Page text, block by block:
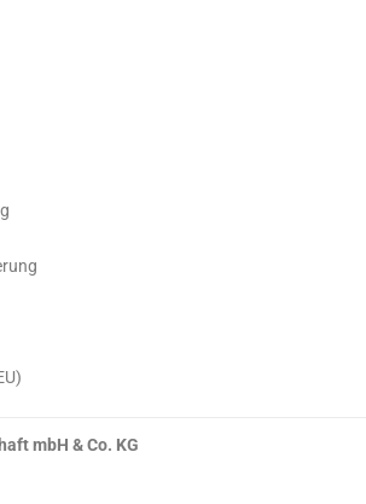
mbH & Co. KG